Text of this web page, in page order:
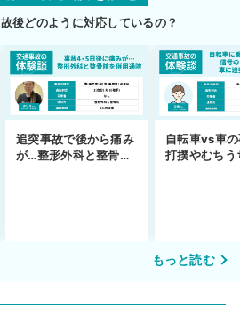
後どのように対応しているの？
追突事故で後から痛み
が…整形外科と整骨院
自転車vs車
打撲やむちう
もっと読む